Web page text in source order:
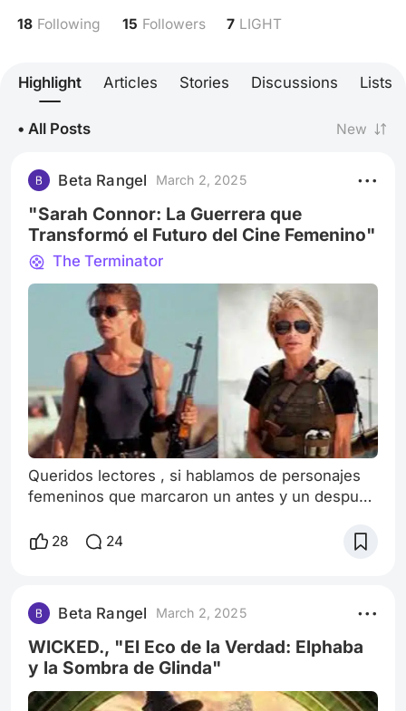
18 Following 15 Followers 7 LIGHT
Highlight Articles Stories Discussions Lists
• All Posts New
Beta Rangel March 2, 2025
"Sarah Connor: La Guerrera que
Transformó el Futuro del Cine Femenino"
The Terminator
Queridos lectores , si hablamos de personajes
femeninos que marcaron un antes y un después
mencionar a Sarah Connor. Personaje de
trascendió con el tiempo, convirtiéndose en una
mujer empoderada y luchadora. Sarah pasó de
ser una madre asustada y frágil a ser fuerte y
pers
28 24
Beta Rangel March 2, 2025
WICKED., "El Eco de la Verdad: Elphaba
y la Sombra de Glinda"